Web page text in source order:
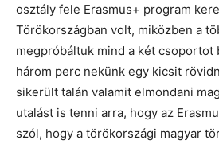
osztály fele Erasmus+ program
Törökországban volt, miközben a
megpróbáltuk mind a két csoportot
három perc nekünk egy kicsit
sikerült talán valamit elmondani
utalást is tenni arra, hogy az
szól, hogy a törökországi magyar